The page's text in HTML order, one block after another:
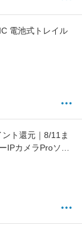
電池式トレイル
ント還元｜8/11ま
IPカメラProソー
テリーIPカメラ
WB